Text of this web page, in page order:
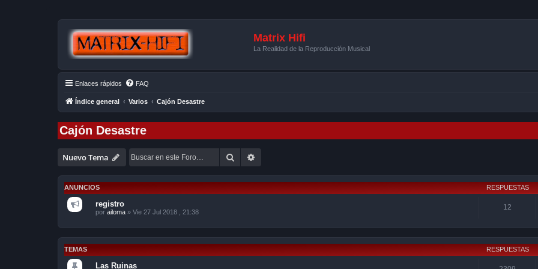
Matrix Hifi
La Realidad de la Reproducción Musical
Enlaces rápidos FAQ
Índice general Varios Cajón Desastre
Cajón Desastre
Nuevo Tema Buscar
ANUNCIOS RESPUESTAS
registro
por ailoma » Vie 27 Jul 2018 , 21:38
12
TEMAS RESPUESTAS
Las Ruinas